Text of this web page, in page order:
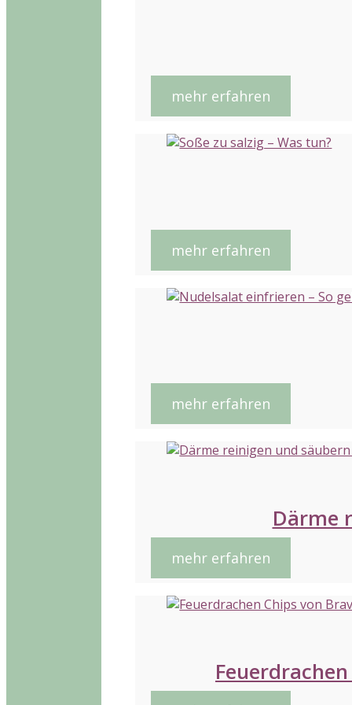
mehr erfahren
mehr erfahren
mehr erfahren
Därme
mehr erfahren